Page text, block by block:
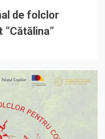
de folclor